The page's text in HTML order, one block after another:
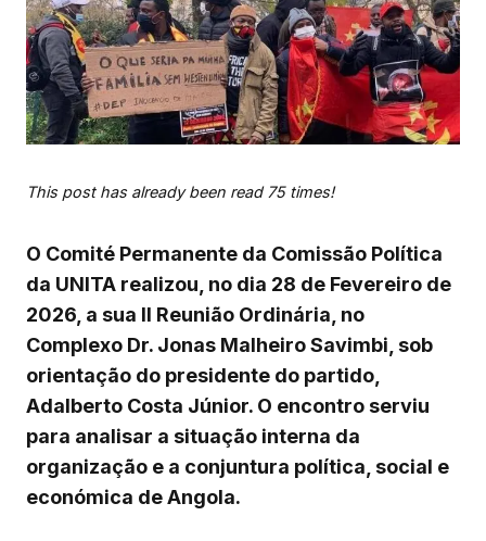
This post has already been read 75 times!
O Comité Permanente da Comissão Política
da UNITA realizou, no dia 28 de Fevereiro de
2026, a sua II Reunião Ordinária, no
Complexo Dr. Jonas Malheiro Savimbi, sob
orientação do presidente do partido,
Adalberto Costa Júnior. O encontro serviu
para analisar a situação interna da
organização e a conjuntura política, social e
económica de Angola.